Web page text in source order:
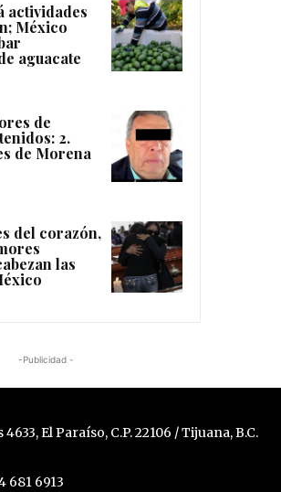
actividades
México
aguacate
de
2.
de Morena
del corazón,
las
-Publicidad -
El Paraíso, C.P. 22106 / Tijuana, B.C.
681 6913